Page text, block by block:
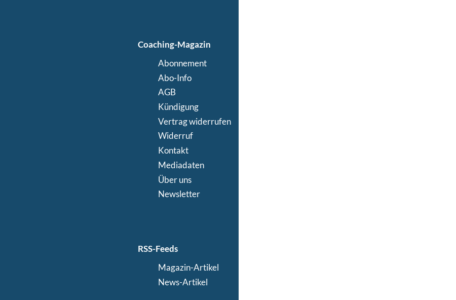
Coaching-Magazin
Abonnement
Abo-Info
AGB
Kündigung
Vertrag widerrufen
Widerruf
Kontakt
Mediadaten
Über uns
Newsletter
RSS-Feeds
Magazin-Artikel
News-Artikel